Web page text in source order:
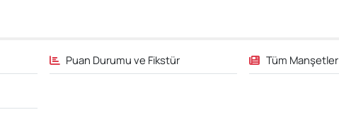
Puan Durumu ve Fikstür Tüm Manşetler